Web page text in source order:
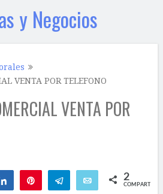
y Negocios
VENTA POR TELEFONO
VENTA POR
Compartir Telegram Email 2
COMPARTIR